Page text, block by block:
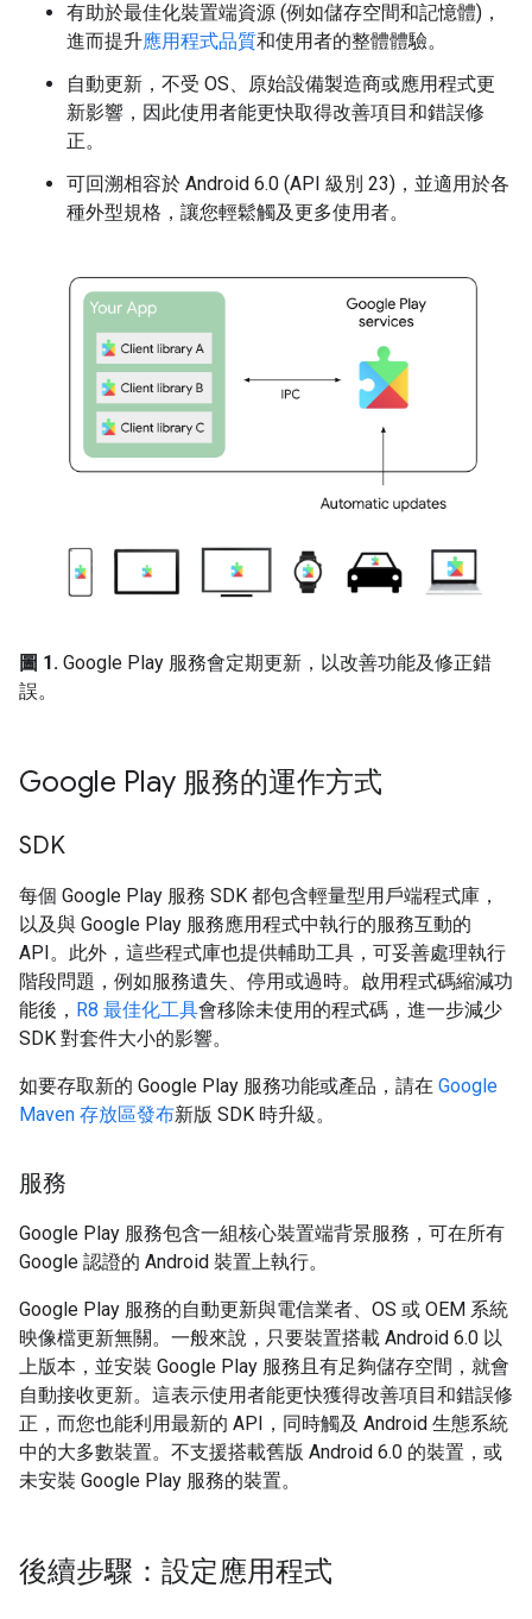
有助於最佳化裝置端資源 (例如儲存空間和記憶體)，
進而提升應用程式品質和使用者的整體體驗。
自動更新，不受 OS、原始設備製造商或應用程式更
新影響，因此使用者能更快取得改善項目和錯誤修
正。
可回溯相容於 Android 6.0 (API 級別 23)，並適用於各
種外型規格，讓您輕鬆觸及更多使用者。
圖 1. Google Play 服務會定期更新，以改善功能及修正錯
誤。
Google Play 服務的運作方式
SDK
每個 Google Play 服務 SDK 都包含輕量型用戶端程式庫，
以及與 Google Play 服務應用程式中執行的服務互動的
API。此外，這些程式庫也提供輔助工具，可妥善處理執行
階段問題，例如服務遺失、停用或過時。啟用程式碼縮減功
能後， R8 最佳化工具會移除未使用的程式碼，進一步減少
SDK 對套件大小的影響。
如要存取新的 Google Play 服務功能或產品，請在 Google
Maven 存放區發布新版 SDK 時升級。
服務
Google Play 服務包含一組核心裝置端背景服務，可在所有
Google 認證的 Android 裝置上執行。
Google Play 服務的自動更新與電信業者、OS 或 OEM 系統
映像檔更新無關。一般來說，只要裝置搭載 Android 6.0 以
上版本，並安裝 Google Play 服務且有足夠儲存空間，就會
自動接收更新。這表示使用者能更快獲得改善項目和錯誤修
正，而您也能利用最新的 API，同時觸及 Android 生態系統
中的大多數裝置。不支援搭載舊版 Android 6.0 的裝置，或
未安裝 Google Play 服務的裝置。
後續步驟：設定應用程式